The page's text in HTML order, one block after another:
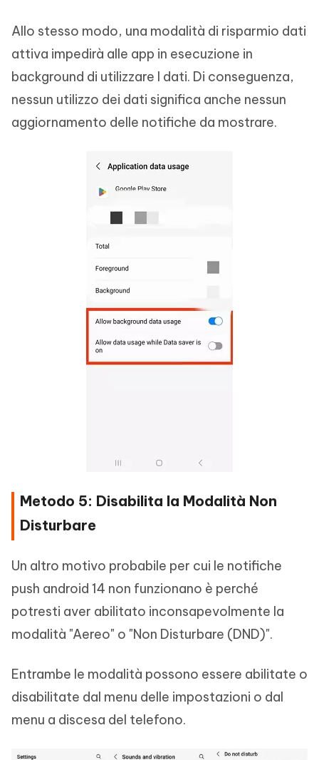
Allo stesso modo, una modalità di risparmio dati
attiva impedirà alle app in esecuzione in
background di utilizzare I dati. Di conseguenza,
nessun utilizzo dei dati significa anche nessun
aggiornamento delle notifiche da mostrare.
Metodo 5: Disabilita la Modalità Non
Disturbare
Un altro motivo probabile per cui le notifiche
push android 14 non funzionano è perché
potresti aver abilitato inconsapevolmente la
modalità "Aereo" o "Non Disturbare (DND)".
Entrambe le modalità possono essere abilitate o
disabilitate dal menu delle impostazioni o dal
menu a discesa del telefono.